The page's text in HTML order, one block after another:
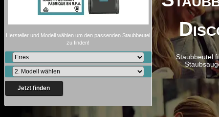
Staubbeutel
Hersteller und Modell wählen um den passenden Staubbeutel
zu finden!
Jetzt finden